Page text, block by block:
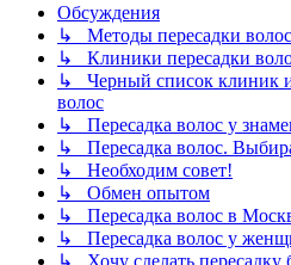
Обсуждения
↳ Методы пересадки волос
↳ Клиники пересадки
↳ Черный список клиник и
волос
↳ Пересадка волос у
↳ Пересадка волос.
↳ Необходим совет!
↳ Обмен опытом
↳ Пересадка волос в
↳ Пересадка волос у
↳ Хочу сделать пересадку